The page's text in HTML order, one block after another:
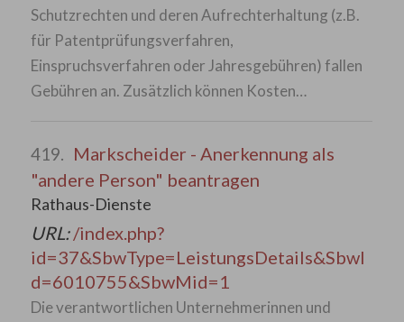
Schutzrechten und deren Aufrechterhaltung (z.B.
für Patentprüfungsverfahren,
Einspruchsverfahren oder Jahresgebühren) fallen
Gebühren an. Zusätzlich können Kosten…
419. Markscheider - Anerkennung als
"andere Person" beantragen
Rathaus-Dienste
URL:/index.php?
id=37&SbwType=LeistungsDetails&SbwI
d=6010755&SbwMid=1
Die verantwortlichen Unternehmerinnen und